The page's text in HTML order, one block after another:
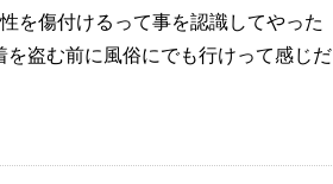
を傷付けるって事を認識してやった
盗む前に風俗にでも行けって感じだ